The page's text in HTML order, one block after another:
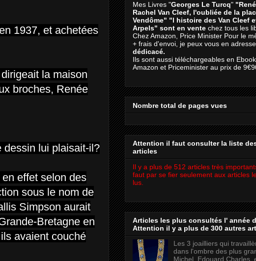
1937, et achetées
la maison
broches, Renée
dessin lui plaisait-il?
effet selon des
sous le nom de
Simpson aurait
Bretagne en
avaient couché
Mes Livres "Georges Le Turcq"
Rachel Van Cleef, l'oubliée de la
Vendôme" "l histoire des Van Cleef
Arpels" sont en vente chez tous les
Chez Amazon, Price Minister Pour le
+ frais d'envoi, je peux vous en
dédicacé.
Ils sont aussi téléchargeables en
Amazon et Priceminister au prix de
Nombre total de pages vues
Attention il faut consulter la liste
articles
Il y a plus de 512 articles très
faut par se fier seulement aux articles
lus.
Articles les plus consultés l' année
Attention il y a plus de 300 autres
Les 3 joailliers qui
dans l'ombre des plus
Michel, Edouard Charles,